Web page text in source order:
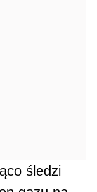
śledzi